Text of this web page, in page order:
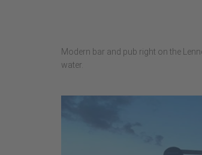
Modern bar and pub right on the
water.